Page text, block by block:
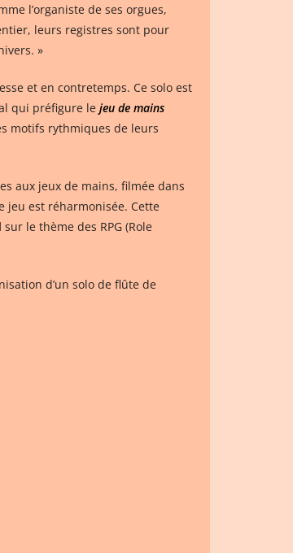
l’organiste de ses orgues,
leurs registres sont pour
»
et en contretemps. Ce solo est
qui préfigure le jeu de mains
motifs rythmiques de leurs
aux jeux de mains, filmée dans
jeu est réharmonisée. Cette
sur le thème des RPG (Role
d’un solo de flûte de